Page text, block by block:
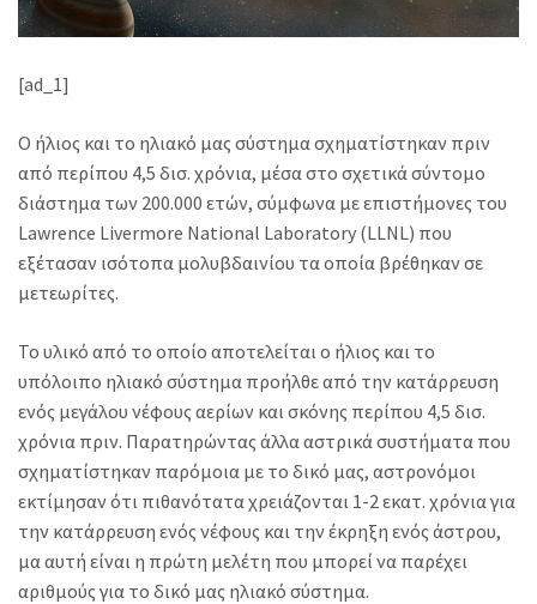
[ad_1]
Ο ήλιος και τo ηλιακό μας σύστημα σχηματίστηκαν πριν
από περίπου 4,5 δισ. χρόνια, μέσα στο σχετικά σύντομο
διάστημα των 200.000 ετών, σύμφωνα με επιστήμονες του
Lawrence Livermore National Laboratory (LLNL) που
εξέτασαν ισότοπα μολυβδαινίου τα οποία βρέθηκαν σε
μετεωρίτες.
Το υλικό από το οποίο αποτελείται ο ήλιος και το
υπόλοιπο ηλιακό σύστημα προήλθε από την κατάρρευση
ενός μεγάλου νέφους αερίων και σκόνης περίπου 4,5 δισ.
χρόνια πριν. Παρατηρώντας άλλα αστρικά συστήματα που
σχηματίστηκαν παρόμοια με το δικό μας, αστρονόμοι
εκτίμησαν ότι πιθανότατα χρειάζονται 1-2 εκατ. χρόνια για
την κατάρρευση ενός νέφους και την έκρηξη ενός άστρου,
μα αυτή είναι η πρώτη μελέτη που μπορεί να παρέχει
αριθμούς για το δικό μας ηλιακό σύστημα.